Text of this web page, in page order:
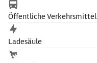
Öffentliche Verkehrsmittel
Ladesäule